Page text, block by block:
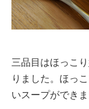
三品目はほっこ
りました。ほっ
いスープができま